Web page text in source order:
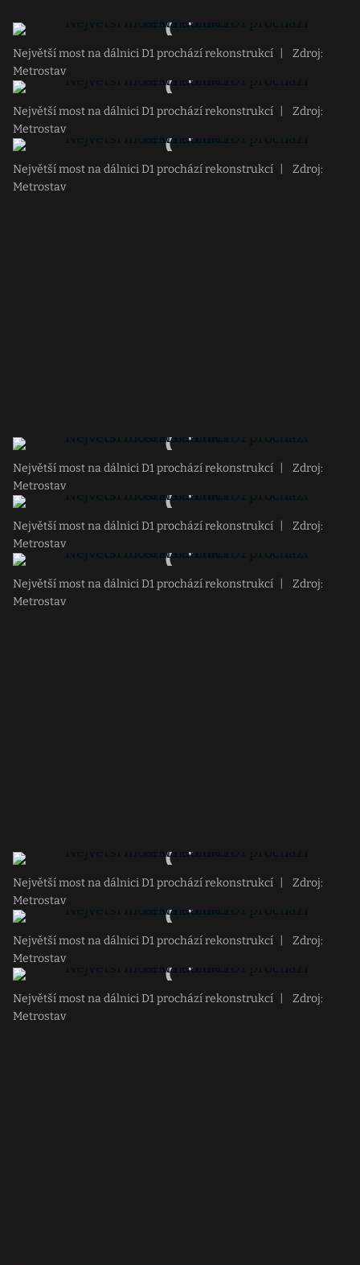
Největší most na dálnici D1 prochází rekonstrukcí
Zdroj:
Metrostav
Největší most na dálnici D1 prochází rekonstrukcí
Zdroj:
Metrostav
Největší most na dálnici D1 prochází rekonstrukcí
Zdroj:
Metrostav
Největší most na dálnici D1 prochází rekonstrukcí
Zdroj:
Metrostav
Největší most na dálnici D1 prochází rekonstrukcí
Zdroj:
Metrostav
Největší most na dálnici D1 prochází rekonstrukcí
Zdroj:
Metrostav
Největší most na dálnici D1 prochází rekonstrukcí
Zdroj:
Metrostav
Největší most na dálnici D1 prochází rekonstrukcí
Zdroj:
Metrostav
Největší most na dálnici D1 prochází rekonstrukcí
Zdroj:
Metrostav